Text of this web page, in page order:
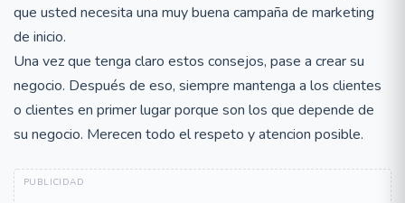
que usted necesita una muy buena campaña de marketing
de inicio.
Una vez que tenga claro estos consejos, pase a crear su
negocio. Después de eso, siempre mantenga a los clientes
o clientes en primer lugar porque son los que depende de
su negocio. Merecen todo el respeto y atencion posible.